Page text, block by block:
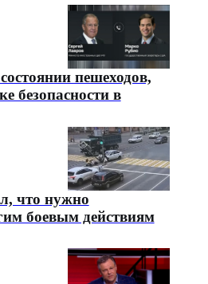
пешеходов,
безопасности в
что нужно
боевым действиям